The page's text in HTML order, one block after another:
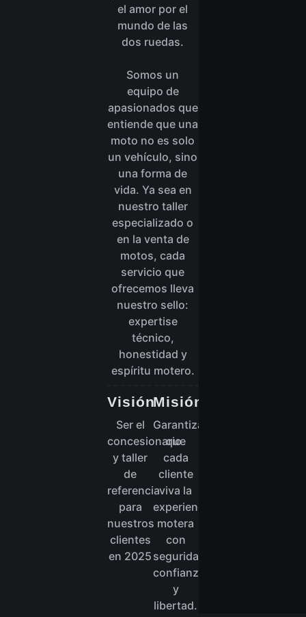
el amor por el
mundo de las
dos ruedas.
Somos un
equipo de
apasionados que
entiende que una
moto no es solo
un vehículo, sino
una forma de
vida. Ya sea en
nuestro taller
especializado o
en la venta de
motos, cada
servicio que
ofrecemos lleva
nuestro sello:
expertise
técnico,
honestidad y
espíritu motero.
Visión
Ser el
concesionario
y taller
de
referencia
para
nuestros
clientes
en 2025
Misión
Garantizar
que
cada
cliente
viva la
experiencia
motera
con
seguridad,
confianza
y
libertad.